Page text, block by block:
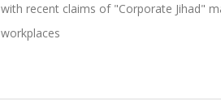
with recent claims of "Corporate Jihad"
workplaces